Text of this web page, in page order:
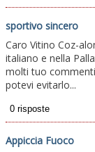
sportivo sincero
Caro Vitino Coz-
italiano e nella
molti tuo
potevi evitarlo...
Appiccia Fuoco